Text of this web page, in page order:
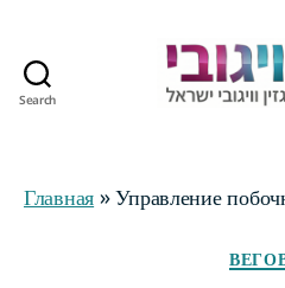
Search
Главная »Управление